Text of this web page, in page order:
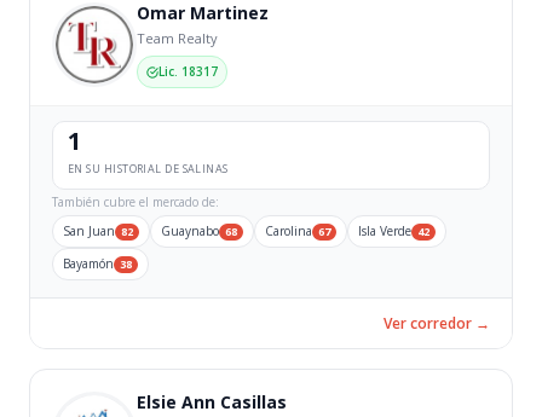
Omar Martinez
Team Realty
Lic. 18317
1
EN SU HISTORIAL DE SALINAS
También cubre el mercado de:
San Juan 82 Guaynabo 68 Carolina 67 Isla Verde 42
Bayamón 38
Ver corredor →
Elsie Ann Casillas